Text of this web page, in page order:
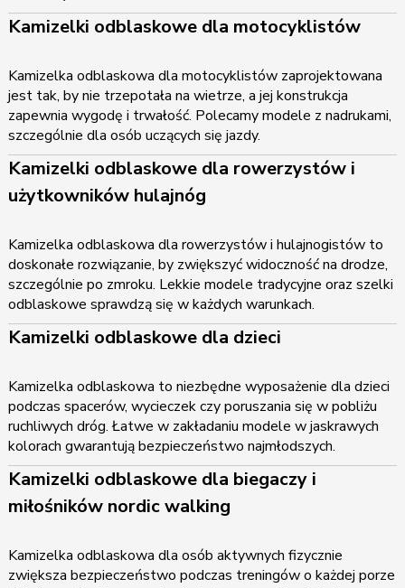
Kamizelki odblaskowe dla motocyklistów
Kamizelka odblaskowa dla motocyklistów zaprojektowana
jest tak, by nie trzepotała na wietrze, a jej konstrukcja
zapewnia wygodę i trwałość. Polecamy modele z nadrukami,
szczególnie dla osób uczących się jazdy.
Kamizelki odblaskowe dla rowerzystów i
użytkowników hulajnóg
Kamizelka odblaskowa dla rowerzystów i hulajnogistów to
doskonałe rozwiązanie, by zwiększyć widoczność na drodze,
szczególnie po zmroku. Lekkie modele tradycyjne oraz szelki
odblaskowe sprawdzą się w każdych warunkach.
Kamizelki odblaskowe dla dzieci
Kamizelka odblaskowa to niezbędne wyposażenie dla dzieci
podczas spacerów, wycieczek czy poruszania się w pobliżu
ruchliwych dróg. Łatwe w zakładaniu modele w jaskrawych
kolorach gwarantują bezpieczeństwo najmłodszych.
Kamizelki odblaskowe dla biegaczy i
miłośników nordic walking
Kamizelka odblaskowa dla osób aktywnych fizycznie
zwiększa bezpieczeństwo podczas treningów o każdej porze